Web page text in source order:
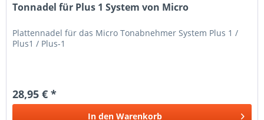
Tonnadel für Plus 1 System von Micro
Plattennadel für das Micro Tonabnehmer System Plus 1 /
Plus1 / Plus-1
28,95 € *
In den Warenkorb